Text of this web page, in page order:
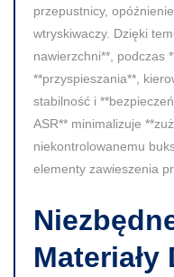
przepustnicy,
wtryskiwaczy. Dzięki
nawierzchni**, podczas
**przyspieszania**,
stabilność i
ASR** minimalizuje
niekontrolowanemu
elementy zawieszenia
Materiały